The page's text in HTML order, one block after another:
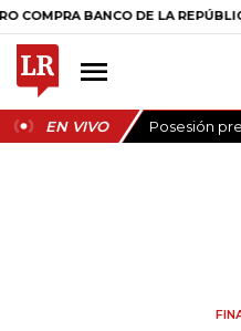
BANCO DE LA REPÚBLICA $
EN VIVO Posesión